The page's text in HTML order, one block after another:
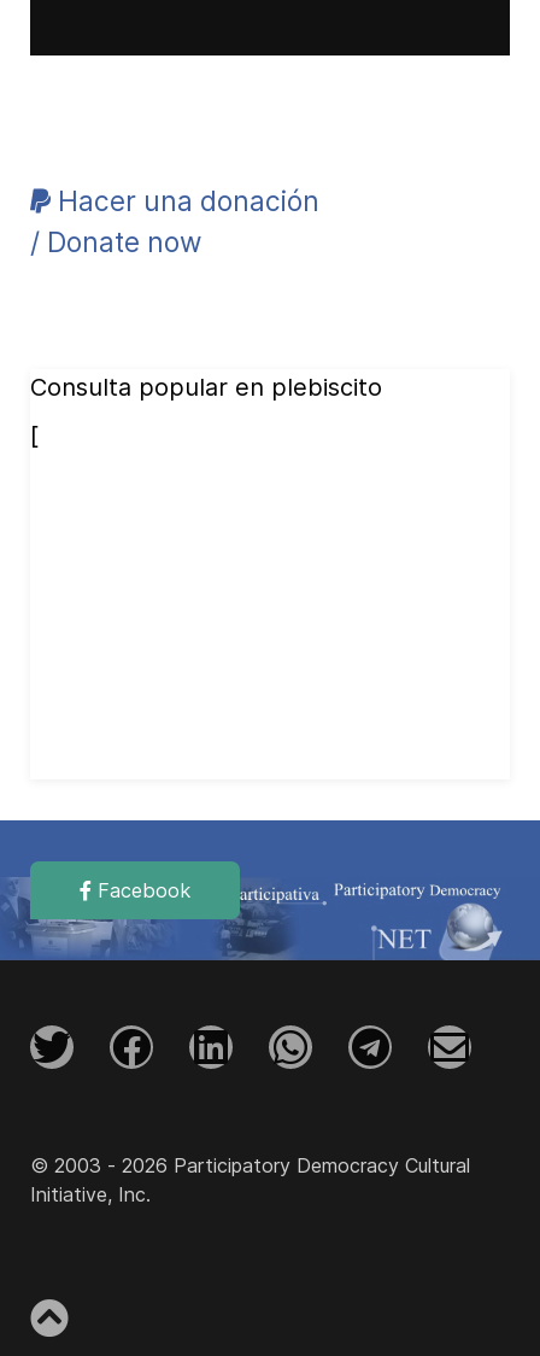
Hacer una donación
/ Donate now
Consulta popular en plebiscito
[
Facebook
© 2003 - 2026 Participatory Democracy Cultural
Initiative, Inc.